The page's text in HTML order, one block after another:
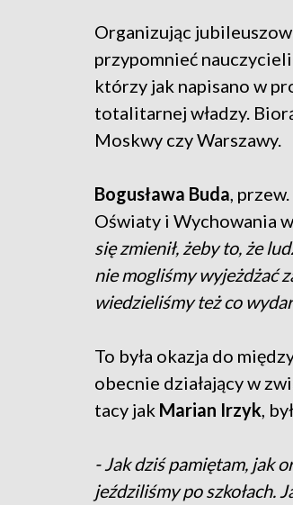
Organizując
przypomnieć
którzy jak napisano w
totalitarnej władzy.
Moskwy czy Warszawy.
Bogusława Buda ,
Oświaty i Wychowania
się zmienił, żeby to, że
nie mogliśmy wyjeżdżać
wiedzieliśmy też co
To była okazja do
obecnie działający w
tacy jak Marian Irzyk ,
- Jak dziś pamiętam, jak
jeździliśmy po szkołach.